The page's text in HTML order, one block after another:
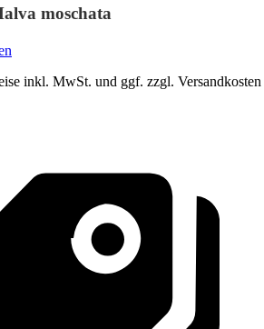
moschata
inkl. MwSt. und ggf. zzgl. Versandkosten